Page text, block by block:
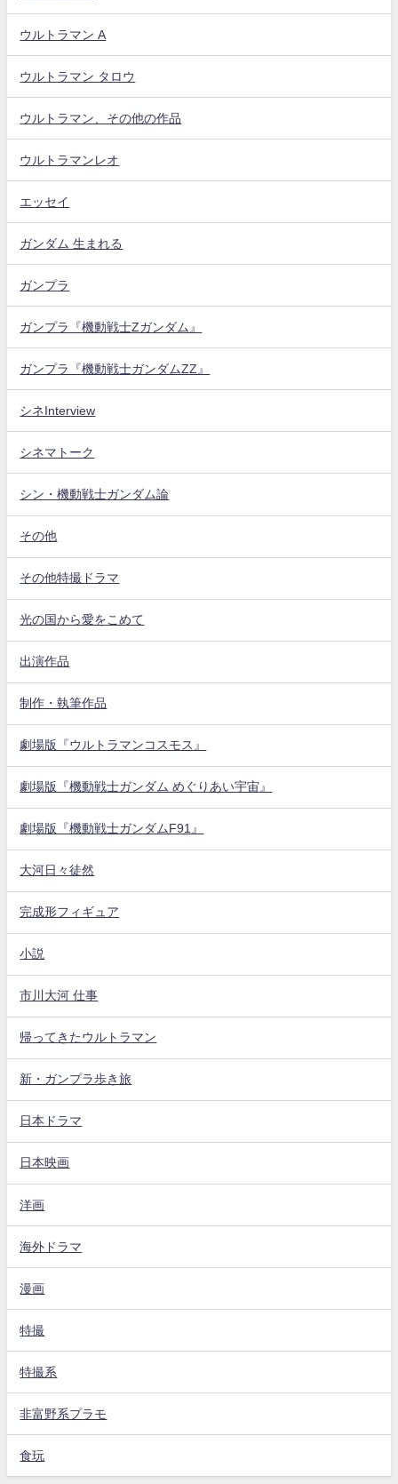
ウルトラマン A
ウルトラマン タロウ
ウルトラマン、その他の作品
ウルトラマンレオ
エッセイ
ガンダム 生まれる
ガンプラ
ガンプラ『機動戦士Zガンダム』
ガンプラ『機動戦士ガンダムZZ』
シネInterview
シネマトーク
シン・機動戦士ガンダム論
その他
その他特撮ドラマ
光の国から愛をこめて
出演作品
制作・執筆作品
劇場版『ウルトラマンコスモス』
劇場版『機動戦士ガンダム めぐりあい宇宙』
劇場版『機動戦士ガンダムF91』
大河日々徒然
完成形フィギュア
小説
市川大河 仕事
帰ってきたウルトラマン
新・ガンプラ歩き旅
日本ドラマ
日本映画
洋画
海外ドラマ
漫画
特撮
特撮系
非富野系プラモ
食玩